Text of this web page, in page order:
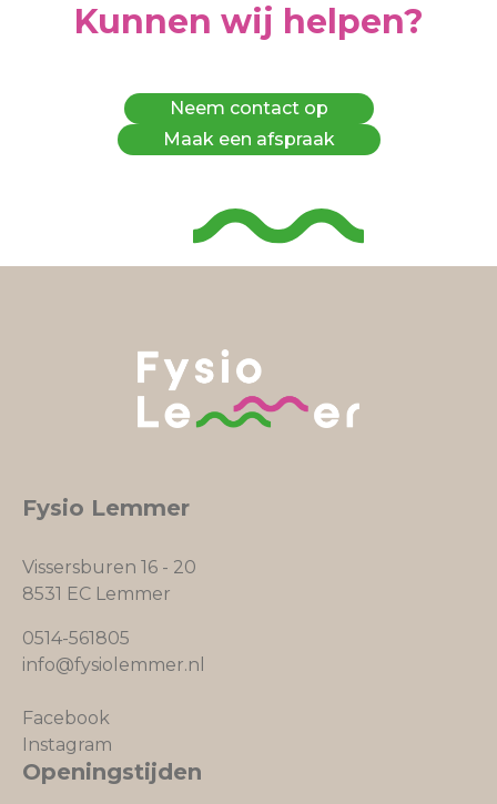
Kunnen wij helpen?
Neem contact op
Maak een afspraak
Fysio Lemmer
Vissersburen 16 - 20
8531 EC Lemmer
0514-561805
info@fysiolemmer.nl
Facebook
Instagram
Openingstijden